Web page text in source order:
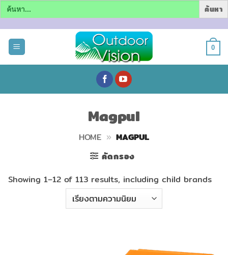
Search
for:
0
Magpul
HOME » MAGPUL
คัดกรอง
Showing 1–12 of 113 results, including child brands